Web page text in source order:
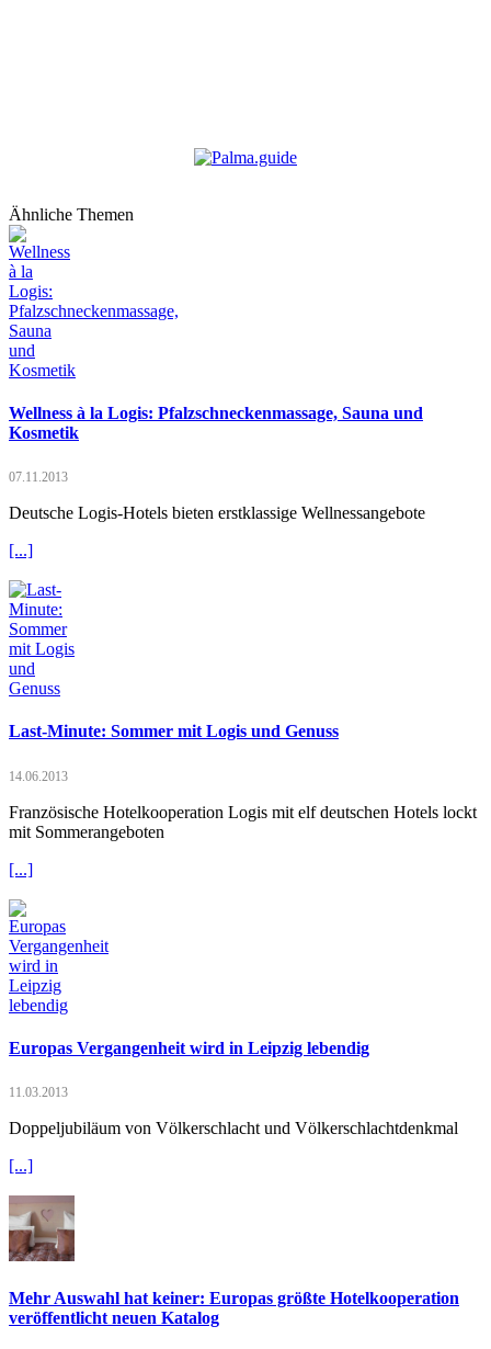
Ähnliche Themen
Wellness à la Logis: Pfalzschneckenmassage, Sauna und
Kosmetik
07.11.2013
Deutsche Logis-Hotels bieten erstklassige Wellnessangebote
[...]
Last-Minute: Sommer mit Logis und Genuss
14.06.2013
Französische Hotelkooperation Logis mit elf deutschen Hotels lockt
mit Sommerangeboten
[...]
Europas Vergangenheit wird in Leipzig lebendig
11.03.2013
Doppeljubiläum von Völkerschlacht und Völkerschlachtdenkmal
[...]
Mehr Auswahl hat keiner: Europas größte Hotelkooperation
veröffentlicht neuen Katalog